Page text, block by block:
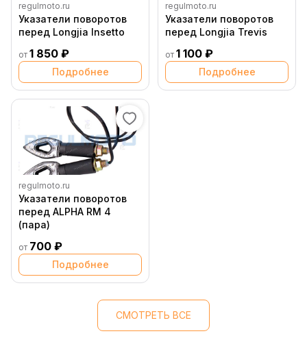
regulmoto.ru
Указатели поворотов
перед Longjia Insetto
от 1 850 ₽
Подробнее
regulmoto.ru
Указатели поворотов
перед Longjia Trevis
от 1 100 ₽
Подробнее
regulmoto.ru
Указатели поворотов
перед ALPHA RM 4
(пара)
от 700 ₽
Подробнее
СМОТРЕТЬ ВСЕ